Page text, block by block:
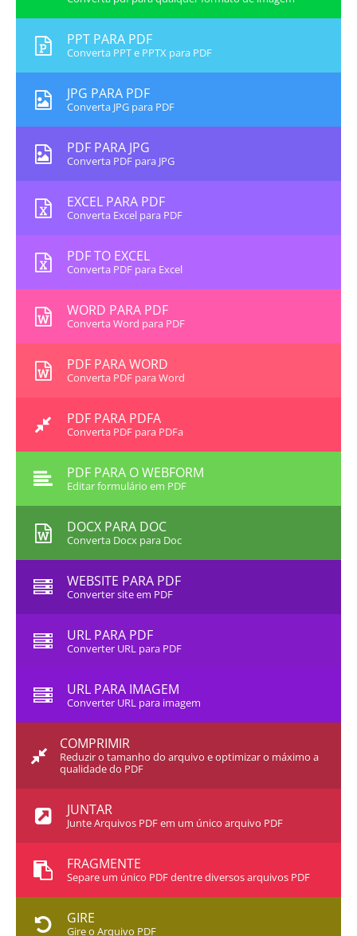
PPT PARA PDF
Converta PPT e PPTX para PDF
JPG PARA PDF
Converta JPG para PDF
PDF PARA JPG
Converta PDF para JPG
EXCEL PARA PDF
Converta Excel para PDF
PDF TO EXCEL
Converta PDF para Excel
WORD PARA PDF
Converta Word para PDF
PDF PARA WORD
Converta PDF para Word
PDF PARA PDFA
Converta PDF para PDFa
PDF PARA O WEBFORM
Editar formulário em PDF
DOCX PARA DOC
Converta Docx para Doc
WEBSITE PARA PDF
Converter site em PDF
URL PARA PDF
Converter URL para PDF
URL PARA IMAGEM
Converter URL para imagem
COMPRIMIR
Reduzir o tamanho do arquivo e optimizar o máximo a
qualidade do PDF
JUNTAR
Junte Arquivos PDF em um único arquivo PDF
FRAGMENTE
Separe um único PDF dentre diversos arquivos PDF
GIRE
Gire o Arquivo PDF